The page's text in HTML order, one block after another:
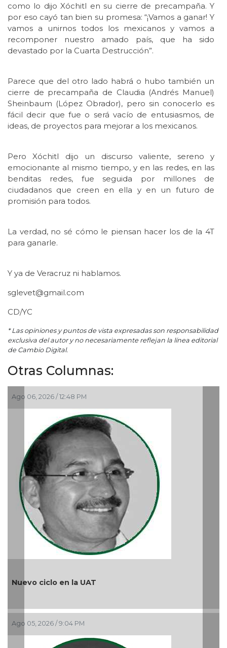
como lo dijo Xóchitl en su cierre de precampaña. Y
por eso cayó tan bien su promesa: “¡Vamos a ganar! Y
vamos a unirnos todos los mexicanos y vamos a
recomponer nuestro amado país, que ha sido
devastado por la Cuarta Destrucción”.
Parece que del otro lado habrá o hubo también un
cierre de precampaña de Claudia (Andrés Manuel)
Sheinbaum (López Obrador), pero sin conocerlo es
fácil decir que fue o será vacío de entusiasmos, de
ideas, de proyectos para mejorar a los mexicanos.
Pero Xóchitl dijo un discurso valiente, sereno y
emocionante al mismo tiempo, y en las redes, en las
benditas redes, fue seguida por millones de
ciudadanos que creen en ella y en un futuro de
promisión para todos.
La verdad, no sé cómo le piensan hacer los de la 4T
para ganarle.
Y ya de Veracruz ni hablamos.
sglevet@gmail.com
CD/YC
* Las opiniones y puntos de vista expresadas son responsabilidad
exclusiva del autor y no necesariamente reflejan la línea editorial
de Cambio Digital.
Otras Columnas:
Ago 06, 2026 / 12:48 PM
Nuevo ciclo en la UAT
Ago 05, 2026 / 9:04 PM